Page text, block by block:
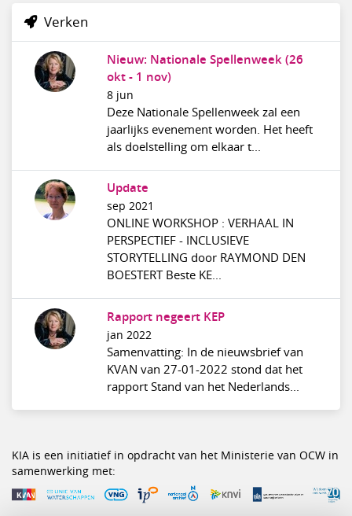
Verken
Nieuw: Nationale Spellenweek (26
okt - 1 nov)
8 jun
Deze Nationale Spellenweek zal een
jaarlijks evenement worden. Het heeft
als doelstelling om elkaar t...
Update
sep 2021
ONLINE WORKSHOP : VERHAAL IN
PERSPECTIEF - INCLUSIEVE
STORYTELLING door RAYMOND DEN
BOESTERT Beste KE...
Rapport negeert KEP
jan 2022
Samenvatting: In de nieuwsbrief van
KVAN van 27-01-2022 stond dat het
rapport Stand van het Nederlands...
KIA is een initiatief in opdracht van het Ministerie van OCW in
samenwerking met: